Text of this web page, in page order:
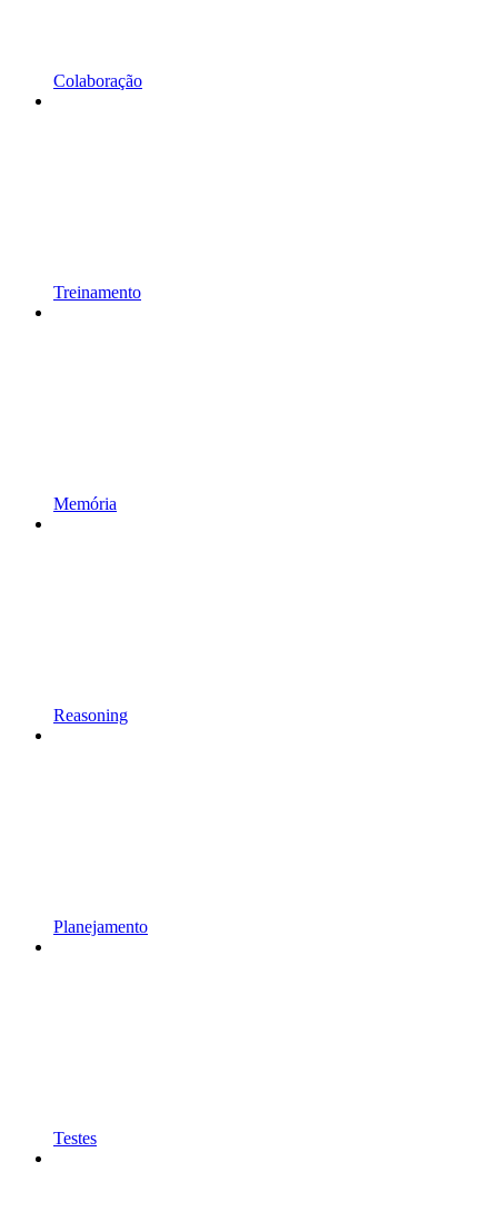
Colaboração
Treinamento
Memória
Reasoning
Planejamento
Testes